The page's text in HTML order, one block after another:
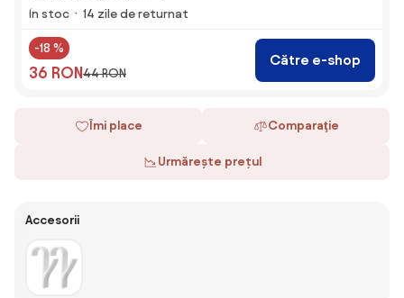
În stoc
14 zile de returnat
-18 %
36 RON44 RON
Către e-shop
Îmi place Comparaţie
Urmărește prețul
Accesorii